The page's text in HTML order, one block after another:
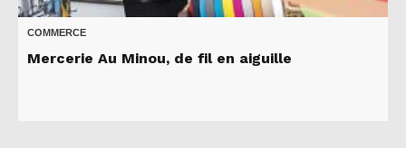
COMMERCE
Mercerie Au Minou, de fil en aiguille